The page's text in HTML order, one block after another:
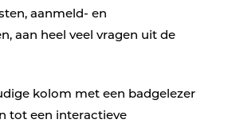
aanmeld- en
aan heel veel vragen uit de
kolom met een badgelezer
tot een interactieve